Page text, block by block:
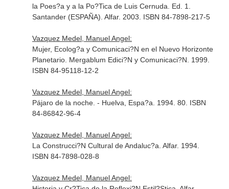
la Poes?a y a la Po?Tica de Luis Cernuda. Ed. 1.
Santander (ESPAÑA). Alfar. 2003. ISBN 84-7898-217-5
Vazquez Medel, Manuel Angel:
Mujer, Ecolog?a y Comunicaci?N en el Nuevo Horizonte
Planetario. Mergablum Edici?N y Comunicaci?N. 1999.
ISBN 84-95118-12-2
Vazquez Medel, Manuel Angel:
Pájaro de la noche. - Huelva, Espa?a. 1994. 80. ISBN
84-86842-96-4
Vazquez Medel, Manuel Angel:
La Construcci?N Cultural de Andaluc?a. Alfar. 1994.
ISBN 84-7898-028-8
Vazquez Medel, Manuel Angel: